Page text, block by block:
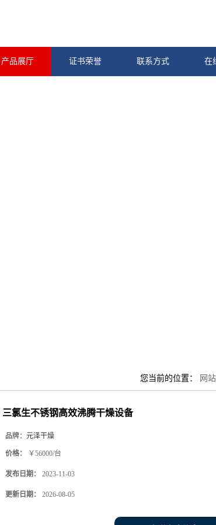
产品展厅 证书荣誉 联系方式 在
您当前的位置： 网
三氯生不锈钢高效沸腾干燥设备
品牌： 元泽干燥
价格： ￥56000/台
发布日期： 2023-11-03
更新日期： 2026-08-05